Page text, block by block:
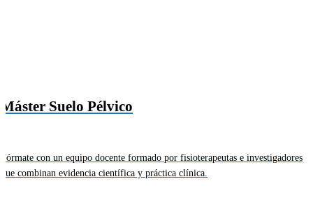
Máster Suelo Pélvico
Fórmate con un equipo docente formado por fisioterapeutas e investigadores
que combinan evidencia científica y práctica clínica.